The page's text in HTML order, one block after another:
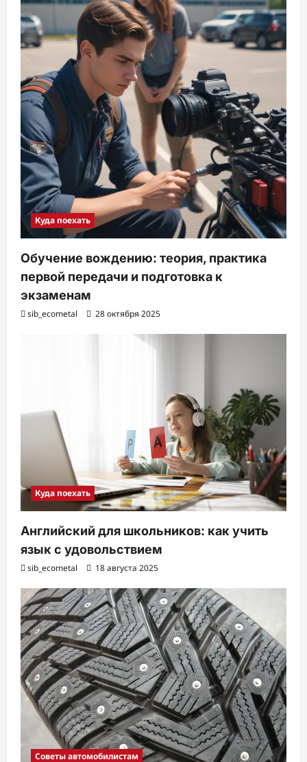
Куда поехать
Обучение вождению: теория, практика
первой передачи и подготовка к
экзаменам
sib_ecometal 28 октября 2025
Куда поехать
Английский для школьников: как учить
язык с удовольствием
sib_ecometal 18 августа 2025
Советы автомобилистам